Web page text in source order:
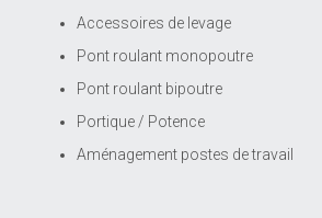
Accessoires de levage
Pont roulant monopoutre
Pont roulant bipoutre
Portique / Potence
Aménagement postes de travail